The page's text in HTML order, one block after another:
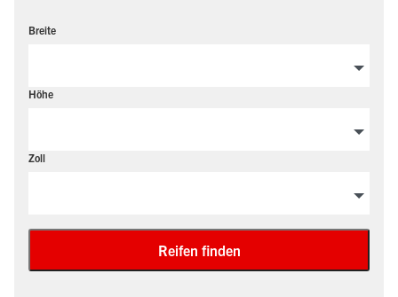
Breite
Höhe
Zoll
Reifen finden